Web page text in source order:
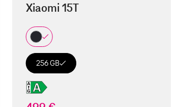
Xiaomi 15T
256 GB